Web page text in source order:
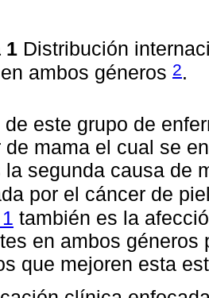
1 Distribución
ambos géneros 2.
de este grupo de
de mama el cual se
la segunda causa de
por el cáncer de
también es la
en ambos géneros
que mejoren esta